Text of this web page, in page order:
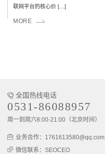
联网平台的核心价 […]
MORE
全国热线电话
0531-86088957
周一到周六8:00-21:00（北京时间）
业务合作：1761613580@qq.com
微信联系：SEOCEO